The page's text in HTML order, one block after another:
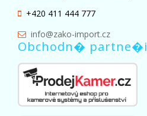
+420 411 444 777
info@zako-import.cz
Obchodn� partne�i